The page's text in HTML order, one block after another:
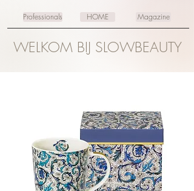
Professionals HOME Magazine
WELKOM BIJ SLOWBEAUTY